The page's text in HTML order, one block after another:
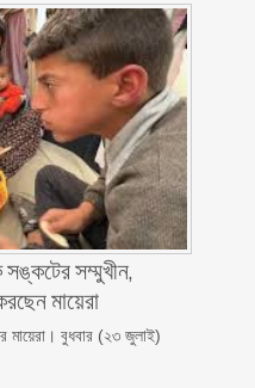
সম্মুখীন,
মায়েরা
মায়েরা। বুধবার (২৩ জুলাই)